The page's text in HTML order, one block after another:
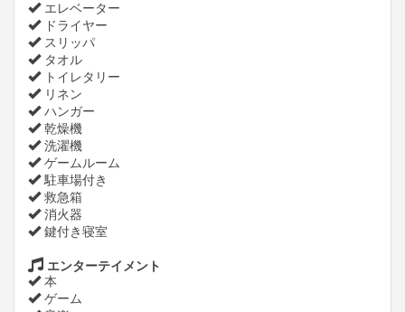
エレベーター
ドライヤー
スリッパ
タオル
トイレタリー
リネン
ハンガー
乾燥機
洗濯機
ゲームルーム
駐車場付き
救急箱
消火器
鍵付き寝室
エンターテイメント
本
ゲーム